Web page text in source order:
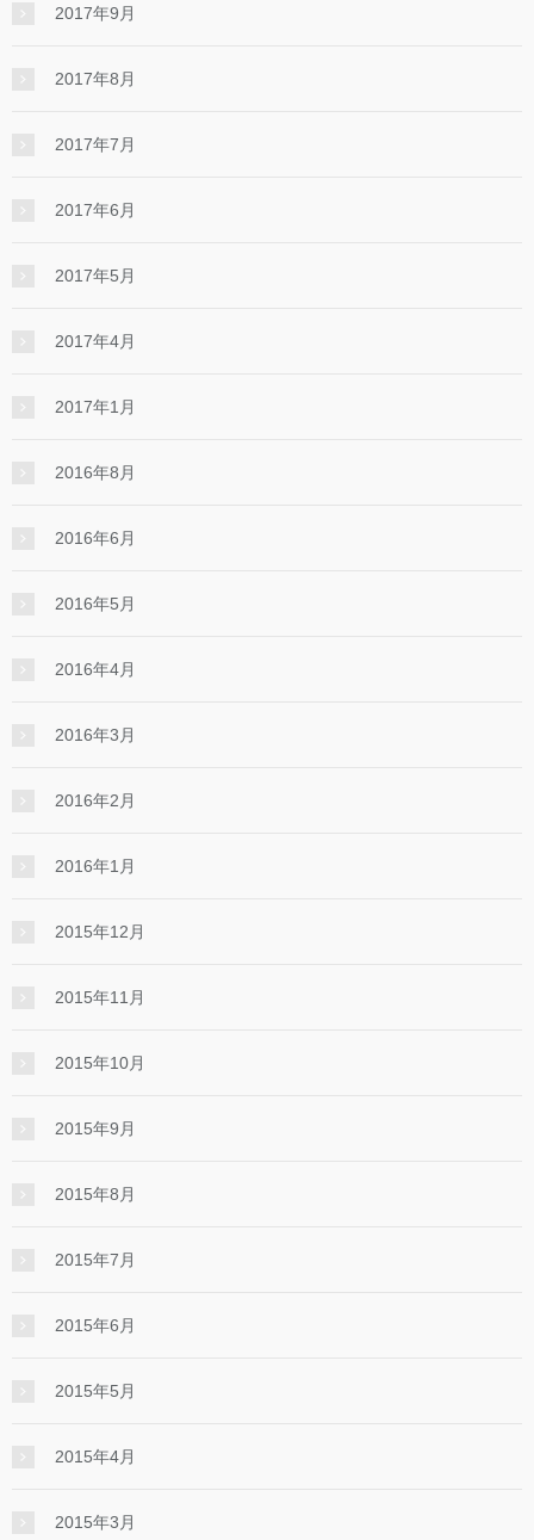
2017年9月
2017年8月
2017年7月
2017年6月
2017年5月
2017年4月
2017年1月
2016年8月
2016年6月
2016年5月
2016年4月
2016年3月
2016年2月
2016年1月
2015年12月
2015年11月
2015年10月
2015年9月
2015年8月
2015年7月
2015年6月
2015年5月
2015年4月
2015年3月